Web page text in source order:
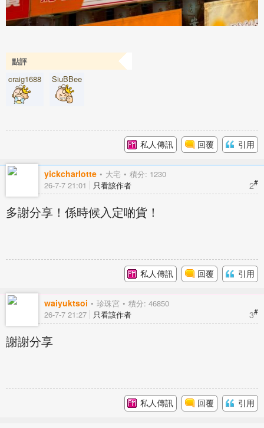
點評
craig1688
SiuBBee
私人傳訊 回覆 引用
yickcharlotte 大宅 積分: 1230
2#
26-7-7 21:01 只看該作者
多謝分享！係時候入定啲貨！
私人傳訊 回覆 引用
waiyuktsoi 珍珠宮 積分: 46850
3#
26-7-7 21:27 只看該作者
謝謝分享
私人傳訊 回覆 引用